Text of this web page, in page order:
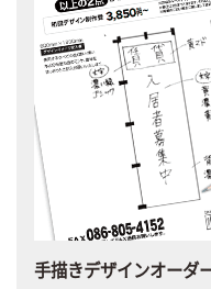
手描きデザインオーダ